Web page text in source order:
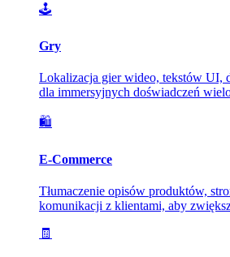
🕹️
Gry
Lokalizacja gier wideo, tekstów UI,
dla immersyjnych doświadczeń
🛍️
E-Commerce
Tłumaczenie opisów produktów,
komunikacji z klientami, aby
🧾